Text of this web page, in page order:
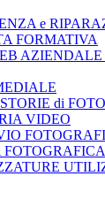
e
FORMATIVA
AZIENDALE
di
VIDEO